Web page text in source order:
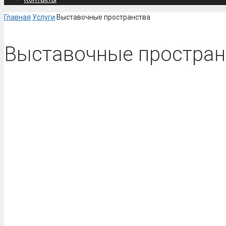
Главная Услуги Выставочные пространства
Выставочные